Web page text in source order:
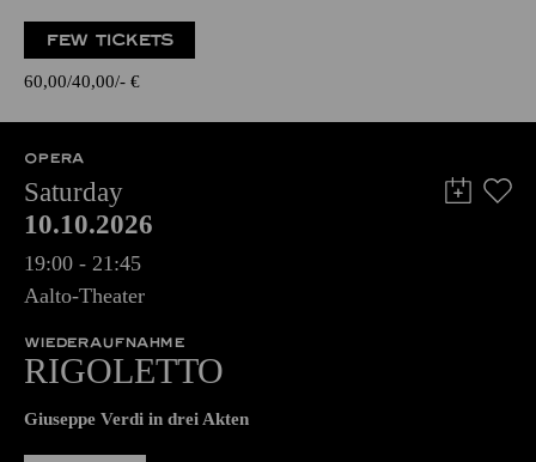
FEW TICKETS
60,00 40,00 - €
OPERA
Saturday
10.10.2026
19:00 - 21:45
Aalto-Theater
WIEDERAUFNAHME
RIGOLETTO
Giuseppe Verdi in drei Akten